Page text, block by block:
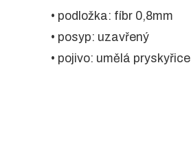
• podložka: fíbr 0,8mm
• posyp: uzavřený
• pojivo: umělá pryskyřice